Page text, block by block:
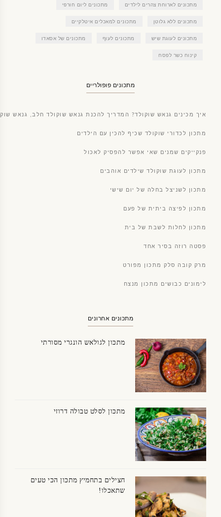
מתכונים לארוחת צהרים לילדים מתכונים ליום חורפי
מתכונים ללא גלוטן מתכונים למאכלים איטלקיים
מתכונים לעוגת שיש מתכונים לעוף מתכונים של אסאדו
קינוח כשר לפסח
מתכונים פופולריים
איך מכינים גנאש שוקולד? המדריך להכנת גנאש שוקולד חלב, גנאש
מתכון לכדורי שוקולד שכיף להכין עם הילדים
פנקייקים שמנים שאי אפשר להפסיק לאכול
מתכון לעוגת שוקולד שילדים אוהבים
מתכון לשניצל בחלה של יום שישי
מתכון לפיצה ביתית של פעם
מתכון לחלות לשבת של בית
פסטה רוזה בסיר אחד
מרק קובה סלק מתכון מפורט
לימונים כבושים מתכון מנצח
מתכונים אחרונים
מתכון לגולאש הונגרי מסורתי
מתכון לסלט טבולה דרוזי
חצילים בתחמיץ מתכון הכי טעים
שתאכלו!